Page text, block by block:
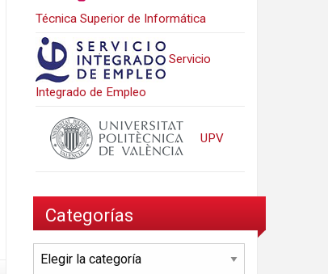
Técnica Superior de Informática
Servicio
Integrado de Empleo
UPV
Categorías
Categorías